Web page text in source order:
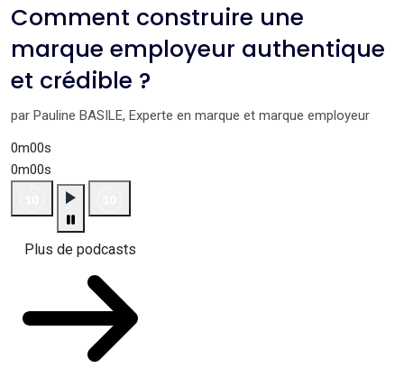
Comment construire une
marque employeur authentique
et crédible ?
par Pauline BASILE, Experte en marque et marque employeur
0m00s
0m00s
Plus de podcasts